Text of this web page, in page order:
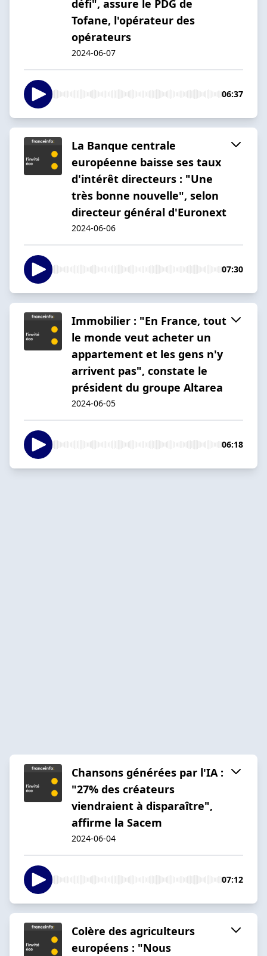
défi", assure le PDG de
Tofane, l'opérateur des
opérateurs
2024-06-07
06:37
La Banque centrale
européenne baisse ses taux
d'intérêt directeurs : "Une
très bonne nouvelle", selon
directeur général d'Euronext
2024-06-06
07:30
Immobilier : "En France, tout
le monde veut acheter un
appartement et les gens n'y
arrivent pas", constate le
président du groupe Altarea
2024-06-05
06:18
Chansons générées par l'IA :
"27% des créateurs
viendraient à disparaître",
affirme la Sacem
2024-06-04
07:12
Colère des agriculteurs
européens : "Nous